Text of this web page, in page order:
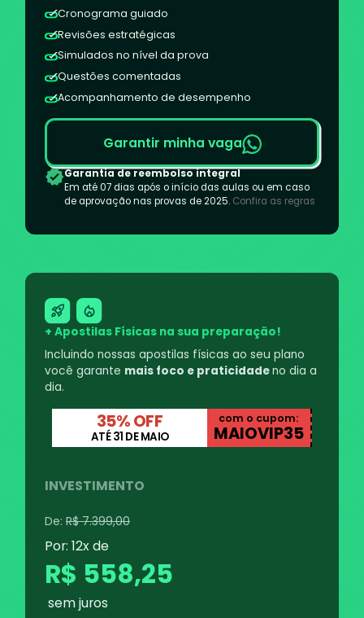
Cronograma guiado
Revisões estratégicas
Simulados no nível da prova
Questões comentadas
Acompanhamento de desempenho
Garantir minha vaga
Garantia de reembolso integral
Em até 07 dias após o início das aulas ou em caso
de aprovação nas provas de 2025. Confira as regras
+ Apostilas Físicas na sua preparação!
Incluindo nossas apostilas físicas ao seu plano
você garante mais foco e praticidadeno dia a
dia.
35% OFF
ATÉ 31 DE MAIO
com o cupom:
MAIOVIP35
INVESTIMENTO
De:R$ 7.399,00
Por: 12x de
R$ 558,25
sem juros